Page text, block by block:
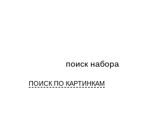
ПОИСК ПО КАРТИНКАМ